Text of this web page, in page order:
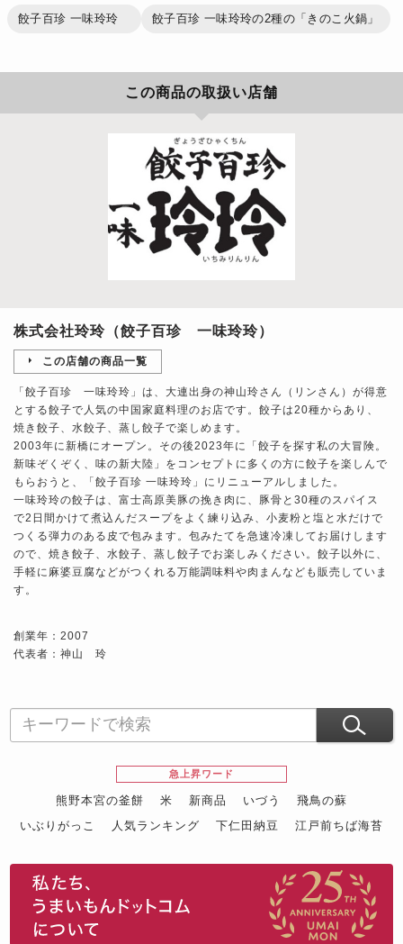
餃子百珍 一味玲玲 餃子百珍 一味玲玲の2種の「きのこ火鍋」
この商品の取扱い店舗
株式会社玲玲（餃子百珍 一味玲玲）
この店舗の商品一覧
「餃子百珍 一味玲玲」は、大連出身の神山玲さん（リンさん）が得意
とする餃子で人気の中国家庭料理のお店です。餃子は20種からあり、
焼き餃子、水餃子、蒸し餃子で楽しめます。
2003年に新橋にオープン。その後2023年に「餃子を探す私の大冒険。
新味ぞくぞく、味の新大陸」をコンセプトに多くの方に餃子を楽しんで
もらおうと、「餃子百珍 一味玲玲」にリニューアルしました。
一味玲玲の餃子は、富士高原美豚の挽き肉に、豚骨と30種のスパイス
で2日間かけて煮込んだスープをよく練り込み、小麦粉と塩と水だけで
つくる弾力のある皮で包みます。包みたてを急速冷凍してお届けします
ので、焼き餃子、水餃子、蒸し餃子でお楽しみください。餃子以外に、
手軽に麻婆豆腐などがつくれる万能調味料や肉まんなども販売していま
す。
創業年：2007
代表者：神山 玲
急上昇ワード
熊野本宮の釜餅 米 新商品 いづう
飛鳥の蘇
いぶりがっこ
人気ランキング 下仁田納豆
江戸前ちば海苔